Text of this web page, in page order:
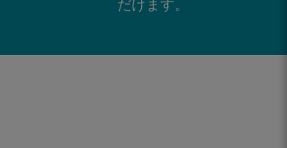
だけます。